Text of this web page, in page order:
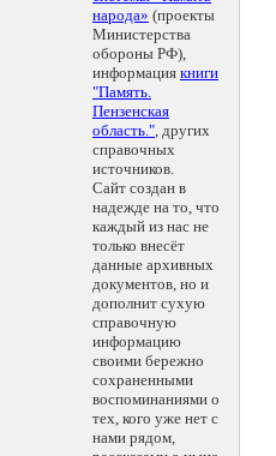
народа» (проекты
Министерства
обороны РФ),
информация книги
"Память.
Пензенская
область.", других
справочных
источников.
Сайт создан в
надежде на то, что
каждый из нас не
только внесёт
данные архивных
документов, но и
дополнит сухую
справочную
информацию
своими бережно
сохраненными
воспоминаниями о
тех, кого уже нет с
нами рядом,